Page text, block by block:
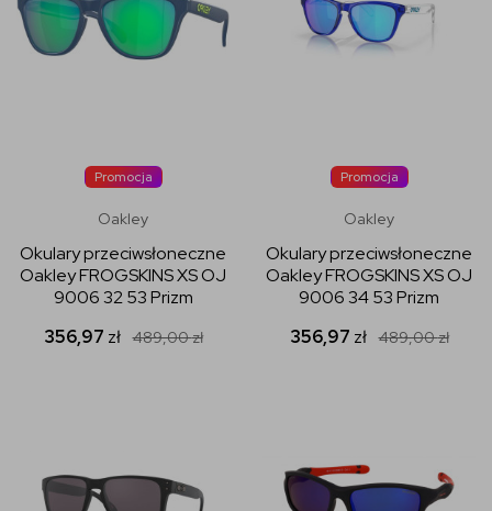
Promocja
Oakley
Okulary przeciwsłoneczne
Oakley FROGSKINS XS OJ
9006 32 53 Prizm
356,97 zł 489,00zł
Promocja
Oakley
Okulary przeciwsłoneczne
Oakley FROGSKINS XS OJ
9006 34 53 Prizm
356,97 zł 489,00zł